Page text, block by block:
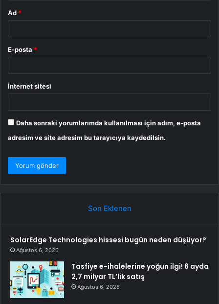
Ad *
E-posta *
İnternet sitesi
Daha sonraki yorumlarımda kullanılması için adım, e-posta
adresim ve site adresim bu tarayıcıya kaydedilsin.
Son Eklenen
SolarEdge Technologies hissesi bugün neden düşüyor?
Ağustos 6, 2026
Tasfiye e-ihalelerine yoğun ilgi! 6 ayda
2,7 milyar TL’lik satış
Ağustos 6, 2026